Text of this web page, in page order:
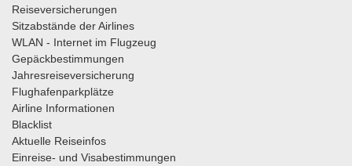
Reiseversicherungen
Sitzabstände der Airlines
WLAN - Internet im Flugzeug
Gepäckbestimmungen
Jahresreiseversicherung
Flughafenparkplätze
Airline Informationen
Blacklist
Aktuelle Reiseinfos
Einreise- und Visabestimmungen